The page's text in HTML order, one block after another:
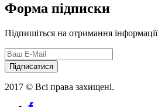
Форма підписки
Підпишіться на отримання інформації
Підписатися
2017 © Всі права захищені.